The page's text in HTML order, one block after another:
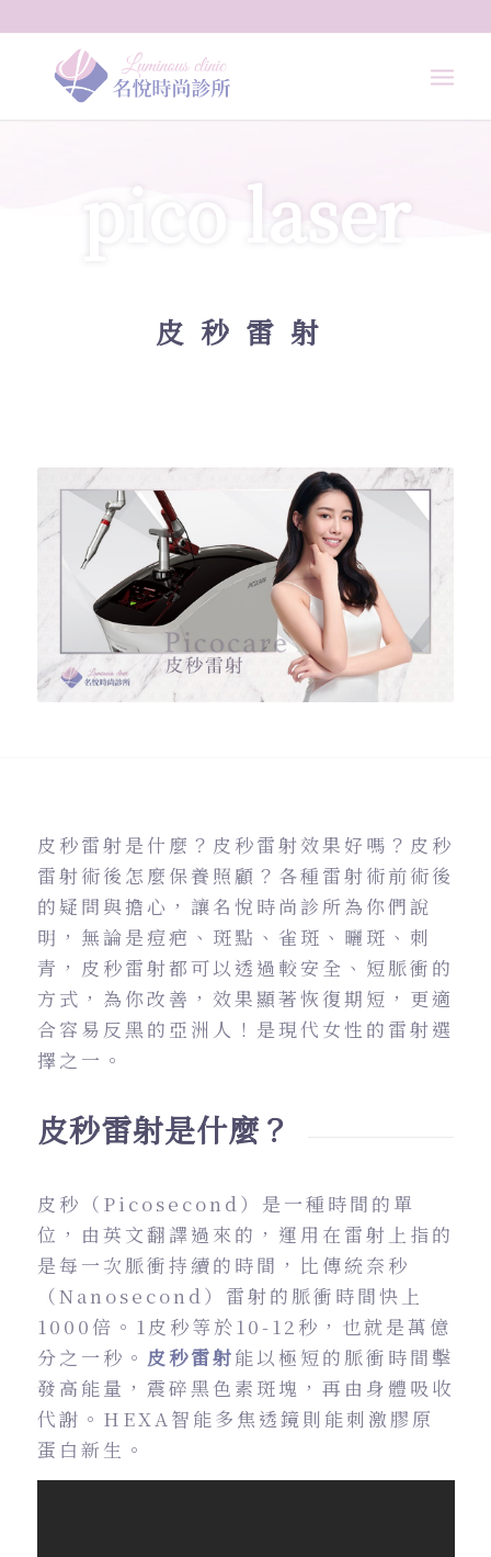
pico laser
皮秒雷射
皮秒雷射是什麼？皮秒雷射效果好嗎？皮秒
雷射術後怎麼保養照顧？各種雷射術前術後
的疑問與擔心，讓名悅時尚診所為你們說
明，無論是痘疤、斑點、雀斑、曬斑、刺
青，皮秒雷射都可以透過較安全、短脈衝的
方式，為你改善，效果顯著恢復期短，更適
合容易反黑的亞洲人！是現代女性的雷射選
擇之一。
皮秒雷射是什麼？
皮秒（Picosecond）是一種時間的單
位，由英文翻譯過來的，運用在雷射上指的
是每一次脈衝持續的時間，比傳統奈秒
（Nanosecond）雷射的脈衝時間快上
1000倍。​1皮秒等於10-12秒，也就是萬億
分之一秒。 皮秒雷射能以極短的脈衝時間擊
發高能量，震碎黑色素斑塊，再由身體吸收
代謝。HEXA智能多焦透鏡則能刺激膠原
蛋白新生。